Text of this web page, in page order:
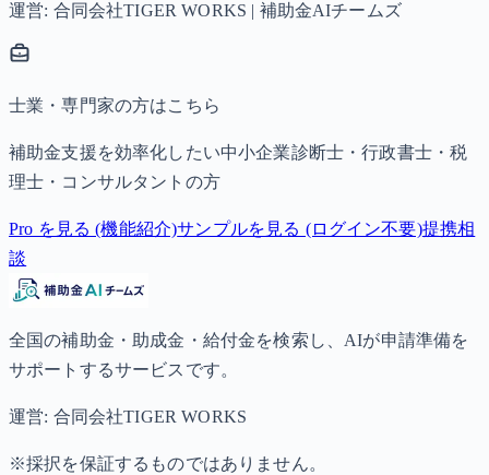
運営: 合同会社TIGER WORKS | 補助金AIチームズ
士業・専門家の方はこちら
補助金支援を効率化したい中小企業診断士・行政書士・税
理士・コンサルタントの方
Pro を見る (機能紹介)サンプルを見る (ログイン不要)提携相
談
全国の補助金・助成金・給付金を検索し、AIが申請準備を
サポートするサービスです。
運営: 合同会社TIGER WORKS
※採択を保証するものではありません。